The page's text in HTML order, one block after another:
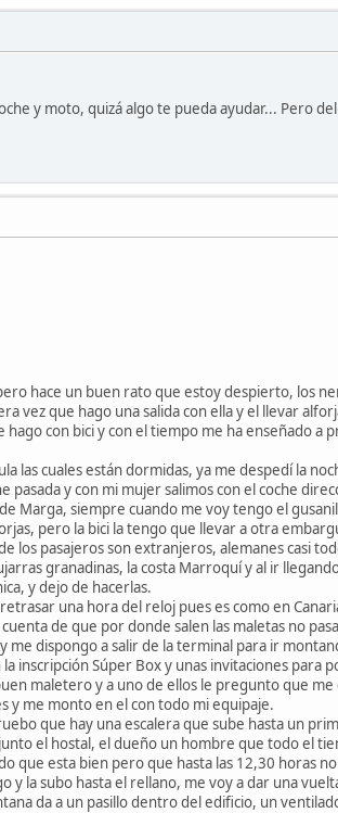
y moto, quizá algo te pueda ayudar... Pero
hace un buen rato que estoy despierto, los
vez que hago una salida con ella y el llevar
con bici y con el tiempo me ha enseñado a
las cuales están dormidas, ya me despedí la
pasada y con mi mujer salimos con el coche
Marga, siempre cuando me voy tengo el
pero la bici la tengo que llevar a otra
los pasajeros son extranjeros, alemanes casi
granadinas, la costa Marroquí y al ir
y dejo de hacerlas.
una hora del reloj pues es como en
de que por donde salen las maletas no
me dispongo a salir de la terminal para ir
inscripción Súper Box y unas invitaciones para
maletero y a uno de ellos le pregunto que
y me monto en el con todo mi equipaje.
que hay una escalera que sube hasta un
el hostal, el dueño un hombre que todo el
que esta bien pero que hasta las 12,30 horas
y la subo hasta el rellano, me voy a dar una
da a un pasillo dentro del edificio, un